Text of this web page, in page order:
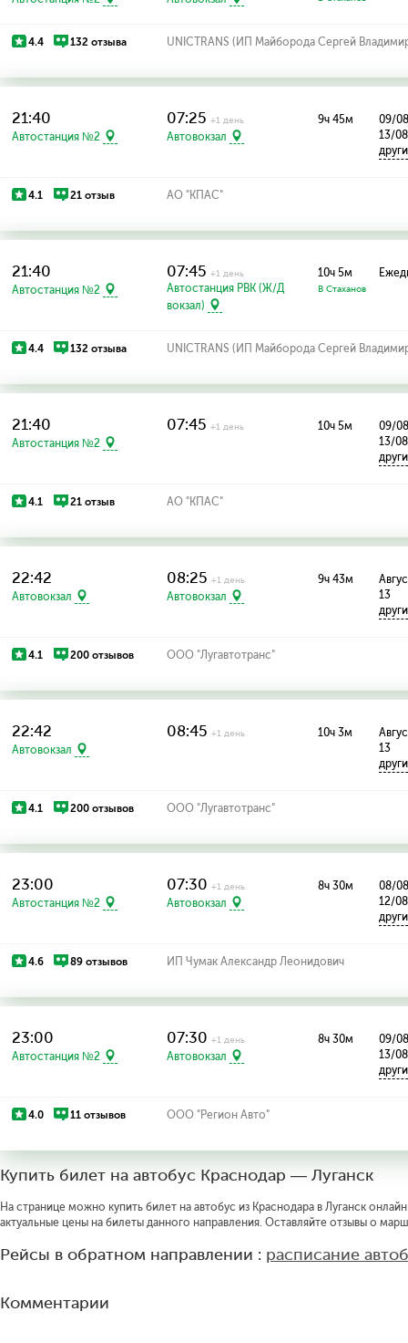
4.4 132 отзыва UNICTRANS (ИП Майборода Сергей
21:40
Автостанция №2
07:25+1 день
Автовокзал
9ч 45м
09/
13/08
4.1 21 отзыв АО "КПАС"
21:40
Автостанция №2
07:45+1 день
Автостанция РВК (Ж/Д
вокзал)
10ч 5м
В Стаханов
4.4 132 отзыва UNICTRANS (ИП Майборода Сергей
21:40
Автостанция №2
07:45+1 день 10ч 5м
09/
13/08
4.1 21 отзыв АО "КПАС"
22:42
Автовокзал
08:25+1 день
Автовокзал
9ч 43м
13
4.1 200 отзывов ООО "Лугавтотранс"
22:42
Автовокзал
08:45+1 день 10ч 3м
13
4.1 200 отзывов ООО "Лугавтотранс"
23:00
Автостанция №2
07:30+1 день
Автовокзал
8ч 30м
08/
12/
4.6 89 отзывов ИП Чумак Александр Леонидович
23:00
Автостанция №2
07:30+1 день
Автовокзал
8ч 30м
09/
13/08
4.0 11 отзывов ООО "Регион Авто"
Купить билет на автобус Краснодар — Луганск
На странице можно купить билет на автобус из Краснодара в Луганск
актуальные цены на билеты данного направления. Оставляйте отзывы о
Рейсы в обратном направлении : расписание
Комментарии